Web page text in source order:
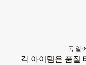
독일
각 아이템은 품질